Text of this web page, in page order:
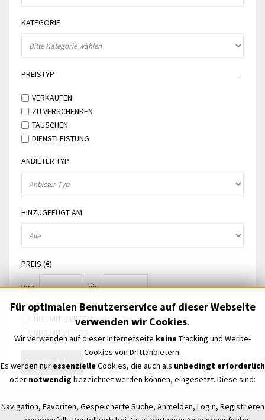
KATEGORIE
PREISTYP
VERKAUFEN
ZU VERSCHENKEN
TAUSCHEN
DIENSTLEISTUNG
ANBIETER TYP
HINZUGEFÜGT AM
PREIS (€)
von bis
NUR MIT BILDERN
NUR MIT VIDEOS
SUCHEN
Für optimalen Benutzerservice auf dieser Webseite
verwenden wir Cookies.
Wir verwenden auf dieser Internetseite keine Tracking und Werbe-
Cookies von Drittanbietern.
Es werden nur essenzielle Cookies, die auch als unbedingt erforderlich
oder notwendig bezeichnet werden können, eingesetzt. Diese sind:
Navigation, Favoriten, Gespeicherte Suche, Anmelden, Login, Registrieren